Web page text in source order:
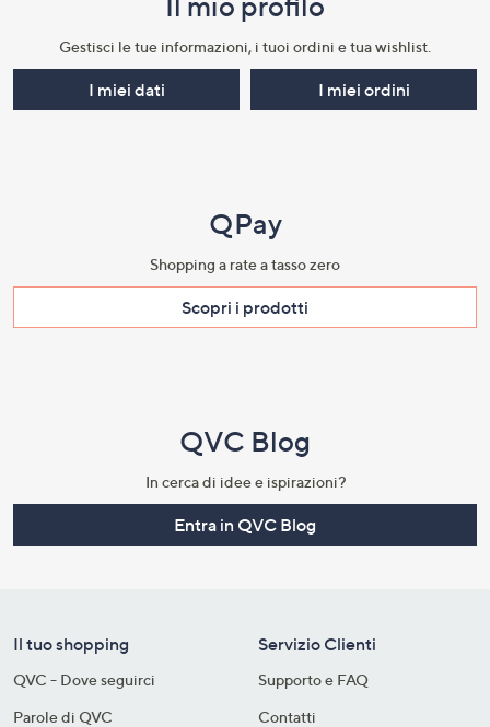
Gestisci le tue informazioni, i tuoi ordini e tua wishlist.​
I miei dati I miei ordini
QPay
Shopping a rate a tasso zero​
Scopri i prodotti​
QVC Blog
In cerca di idee e ispirazioni?
Entra in QVC Blog
Il tuo shopping
QVC - Dove seguirci
Parole di QVC
Servizio Clienti
Supporto e FAQ
Contatti